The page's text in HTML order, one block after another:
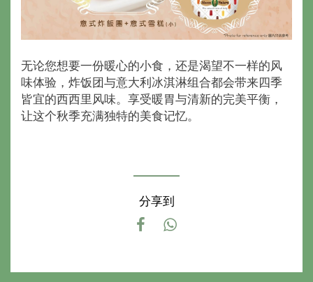
无论您想要一份暖心的小食，还是渴望不一样的风
味体验，炸饭团与意大利冰淇淋组合都会带来四季
皆宜的西西里风味。享受暖胃与清新的完美平衡，
让这个秋季充满独特的美食记忆。
分享到